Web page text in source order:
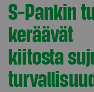
S-Pankin
keräävät
kiitosta